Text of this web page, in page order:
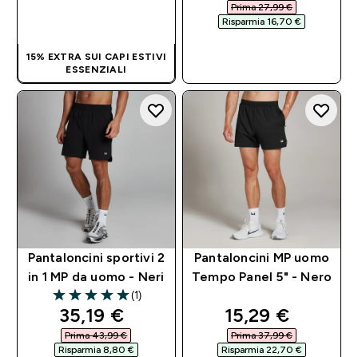
15% EXTRA SUI CAPI ESTIVI
ESSENZIALI
Prima 27,99 €‎
Risparmia 16,70 €‎
Pantaloncini sportivi 2
in 1 MP da uomo - Neri
5 out of 5 stars
(1)
discounted price
35,19 €‎
Prima 43,99 €‎
Risparmia 8,80 €‎
Pantaloncini MP uomo
Tempo Panel 5" - Nero
discounted
15,29 €‎
Prima 37,99 €‎
Risparmia 22,70 €‎